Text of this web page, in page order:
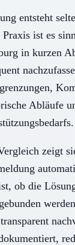
entsteht
ist es
in kurzen
Abläufe
zeigt
ob die